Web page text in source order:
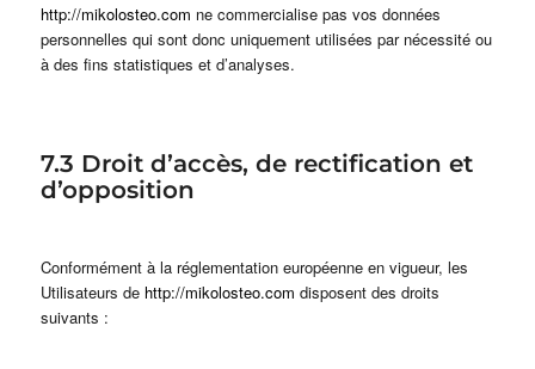
http://mikolosteo.com ne commercialise pas vos données
personnelles qui sont donc uniquement utilisées par nécessité ou
à des fins statistiques et d’analyses.
7.3 Droit d’accès, de rectification et
d’opposition
Conformément à la réglementation européenne en vigueur, les
Utilisateurs de http://mikolosteo.com disposent des droits
suivants :